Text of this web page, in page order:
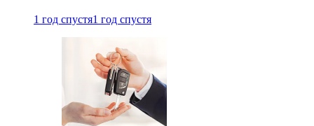
1 год спустя1 год спустя